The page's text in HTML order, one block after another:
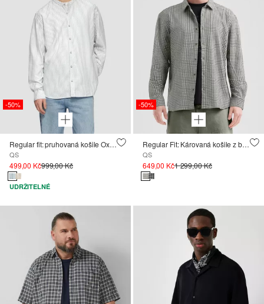
-50%
Regular fit: pruhovaná košile Oxford se stojáčkem
QS
499,00 Kč999,00 Kč
UDRŽITELNÉ
-50%
Regular Fit: Károvaná košile z bavlněného flanelu
QS
649,00 Kč1 299,00 Kč